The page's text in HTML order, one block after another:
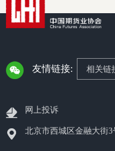
友情链接: 相关链
网上投诉
北京市西城区金融大街